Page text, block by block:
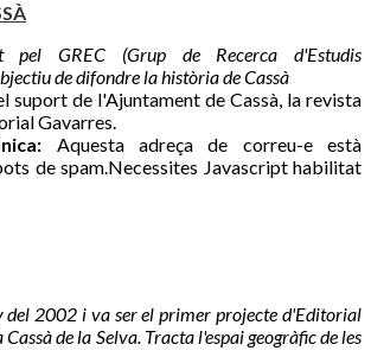
pel GREC (Grup de Recerca d'Estudis
de difondre la història de Cassà
suport de l'Ajuntament de Cassà, la revista
Gavarres.
Aquesta adreça de correu-e està
de spam.Necessites Javascript habilitat
del 2002 i va ser el primer projecte d'Editorial
de la Selva. Tracta l'espai geogràfic de les